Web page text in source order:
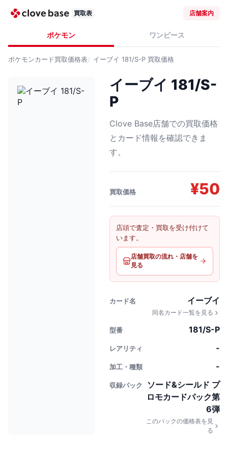
買取表 店舗案内
ポケモン ワンピース
ポケモンカード買取価格表 イーブイ 181/S-P 買取価格
イーブイ 181/S-
P
Clove Base店舗での買取価格
とカード情報を確認できま
す。
買取価格 ¥50
店頭で査定・買取を受け付けて
います。
店舗買取の流れ・店舗を
見る
カード名 イーブイ
同名カード一覧を見る
型番 181/S-P
レアリティ -
加工・種類 -
収録パック
ソード&シールド プ
ロモカードパック第
6弾
このパックの価格表を見
る